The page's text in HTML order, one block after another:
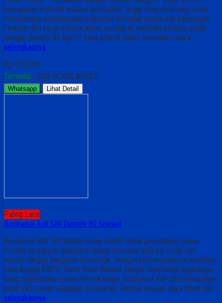
merupakan material insulasi berkualitas tinggi yang dirancang untuk
memberikan perlindungan maksimal terhadap panas dan kebisingan.
Terbuat dari serat mineral alami, produk ini memiliki struktur padat
dengan density 80 kg/m³ yang efektif dalam meredam suara…
selengkapnya
Rp 470.000
Tersedia / GIM-RCWBLANKET
Whatsapp Lihat Detail
Paling Laris
Rockwool Roll SNI Density 80 Spesial
Rockwool Roll SNI adalah solusi efektif untuk peredaman panas.
Produk ini banyak digunakan dalam berbagai aplikasi, mulai dari
industri hingga bangunan komersial. Dengan kemampuannya menahan
suhu hingga 650°C, Rock Wool Blanket sangat ideal untuk lingkungan
yang memerlukan isolasi termal tinggi. Rockwool Roll SNI merupakan
salah satu varian unggulan di pasaran. Dikenal dengan daya tahan dan…
selengkapnya